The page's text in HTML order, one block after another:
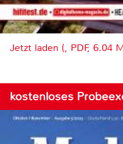
Jetzt laden (, PDF, 6.04
kostenloses